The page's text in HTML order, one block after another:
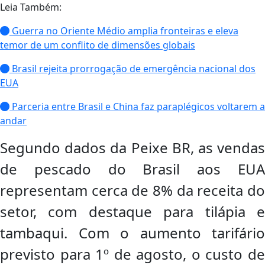
Leia Também:
Guerra no Oriente Médio amplia fronteiras e eleva
temor de um conflito de dimensões globais
Brasil rejeita prorrogação de emergência nacional dos
EUA
Parceria entre Brasil e China faz paraplégicos voltarem a
andar
Segundo dados da Peixe BR, as vendas
de pescado do Brasil aos EUA
representam cerca de 8% da receita do
setor, com destaque para tilápia e
tambaqui. Com o aumento tarifário
previsto para 1º de agosto, o custo de